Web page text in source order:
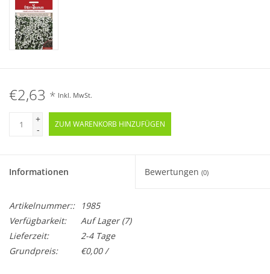
€2,63 * Inkl. MwSt.
+
-
ZUM WARENKORB HINZUFÜGEN
Informationen Bewertungen (0)
Artikelnummer::
1985
Verfügbarkeit:
Auf Lager(7)
Lieferzeit:
2-4 Tage
Grundpreis:
€0,00 /